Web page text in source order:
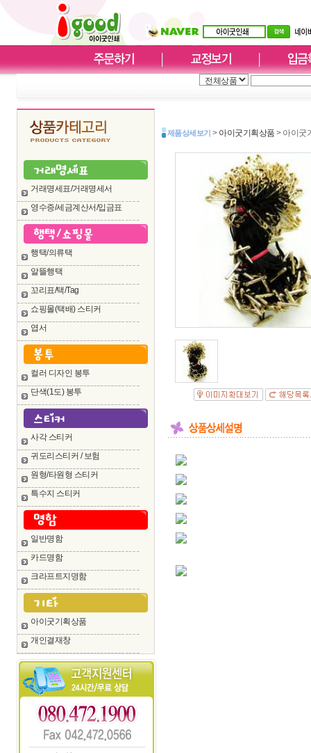
거래명세표/거래명세서
영수증/세금계산서/입금표
행택/의류택
알뜰행택
꼬리표/택/Tag
쇼핑몰(택배) 스티커
엽서
컬러 디자인 봉투
단색(1도) 봉투
사각 스티커
귀도리스티커 / 보험
원형/타원형 스티커
특수지 스티커
일반명함
카드명함
크라프트지명함
아이굿기획상품
개인결재창
제품상세보기 > 아이굿기획상품 > 아이굿